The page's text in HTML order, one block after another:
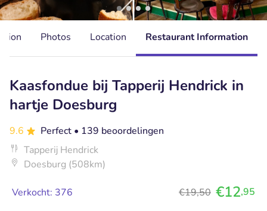
Photos Location Restaurant Information
Kaasfondue bij Tapperij Hendrick in
hartje Doesburg
9.6 Perfect • 139 beoordelingen
Tapperij Hendrick
Doesburg (508km)
Verkocht: 376 €19,50 €12,95